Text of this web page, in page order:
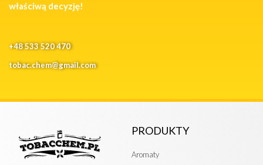
właściwą decyzję!
+48 533 520 470
tobac.chem@gmail.com
PRODUKTY
Aromaty